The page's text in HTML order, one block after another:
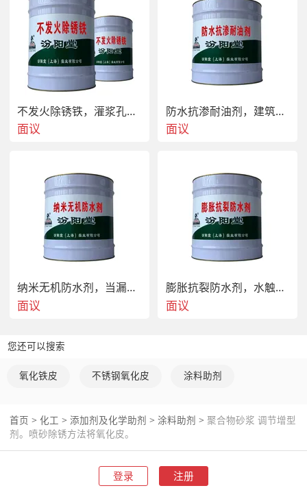
种水池、地铁、屋面、地下室、工程基础、池槽等施
工。化工设施、桥梁、码头、城市护栏、构件、城市
轻轨、  设施对防水防腐保护。金属结构和混凝土
产品快捷发货，汾阳堂以“品质，诚信，多赢”为企业
经营理念，工艺过硬，质量稳定，市场营销策略，售
后服务，加上勤劳的汗水，使我们不断的成长壮大。
不发火除锈铁，灌浆孔渗水由此孔注入。不发火除锈铁
面议
防水抗渗耐油剂，建筑物灌缝堵漏涂层。防水抗渗耐油剂
面议
纳米无机防水剂，当漏水点经过高压灌浆止漏目的
面议
膨胀抗裂防水剂，水触摸起化学反应而胀大,
面议
您还可以搜索
氧化铁皮 不锈钢氧化皮 涂料助剂
首页 > 化工 > 添加剂及化学助剂 > 涂料助剂 > 聚合物砂浆 调节增型
剂。喷砂除锈方法将氧化皮。
登录 注册